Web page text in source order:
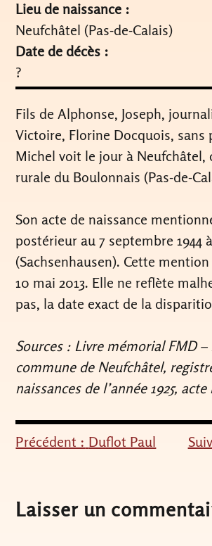
Lieu de naissance :
Neufchâtel (Pas-de-Calais)
Date de décès :
?
Fils de Alphonse, Joseph,
Victoire, Florine Docquois, sans
Michel voit le jour à Neufchâtel,
rurale du Boulonnais (Pas-de-
Son acte de naissance
postérieur au 7 septembre 1944
(Sachsenhausen). Cette
10 mai 2013. Elle ne reflète
pas, la date exact de la
Sources : Livre mémorial FMD
commune de Neufchâtel,
naissances de l’année 1925, acte
Navigation
l’article
Précédent : Duflot Paul
Laisser un